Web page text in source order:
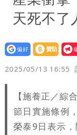
口 防北
慈濟被
勝：時
白海豚路
可能籠
白海豚4
雨最大
老公外
人身體
白海豚
天死不了
設為
贊助
我
爆
2025/05/13 16:55
【施養正／綜
節日實施條例
榮泰9日表示